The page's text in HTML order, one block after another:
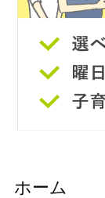
ホーム